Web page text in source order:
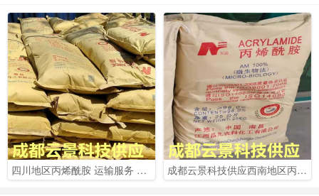
四川地区丙烯酰胺 运输服务 成都地区丙烯酰胺 厂家直销 成都云景科技供应西南地区丙烯酰胺 四川98%丙烯酰胺